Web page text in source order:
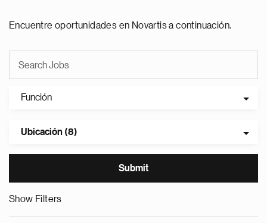
Encuentre oportunidades en Novartis a continuación.
Función
Ubicación (8)
Show Filters